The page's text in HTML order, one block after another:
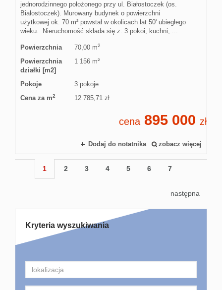
jednorodzinnego położonego przy ul. Białostoczek (os.
Białostoczek). Murowany budynek o powierzchni
użytkowej ok. 70 m² powstał w okolicach lat 50' ubiegłego
wieku. Nieruchomość składa się z: 3 pokoi, kuchni, ...
Powierzchnia 70,00 m2
Powierzchnia
działki [m2]
1 156 m²
Pokoje
3 pokoje
Cena za m2 12 785,71 zł
cena 895 000 zł
Dodaj do notatnika zobacz więcej
1 2 3 4 5 6 7
następna
Kryteria wyszukiwania